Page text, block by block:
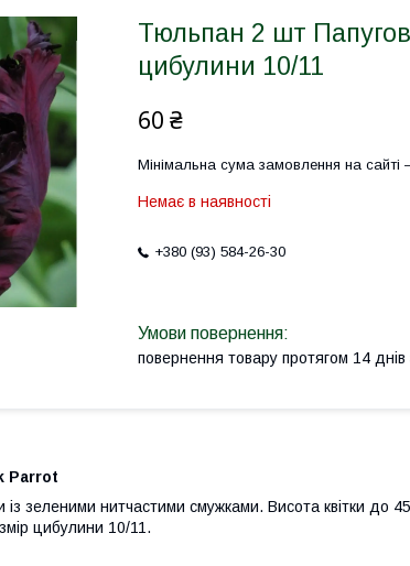
Тюльпан 2 шт
цибулини 10/11
60 ₴
Мінімальна сума замовлення на сайті
Немає в наявності
+380 (93) 584-26-30
повернення товару протягом 14 днів
Parrot
із зеленими нитчастими смужками. Висота квітки до
цибулини 10/11.